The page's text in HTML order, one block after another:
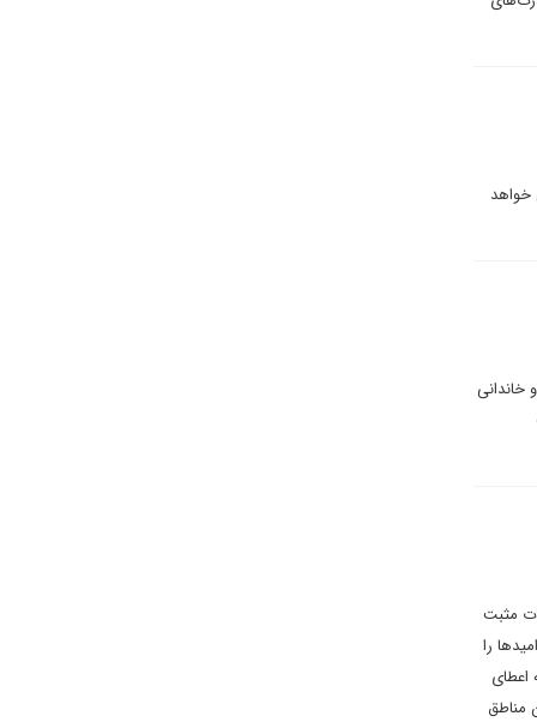
خواهد
خاندانی
مثبت
را
اعطای
مناطق